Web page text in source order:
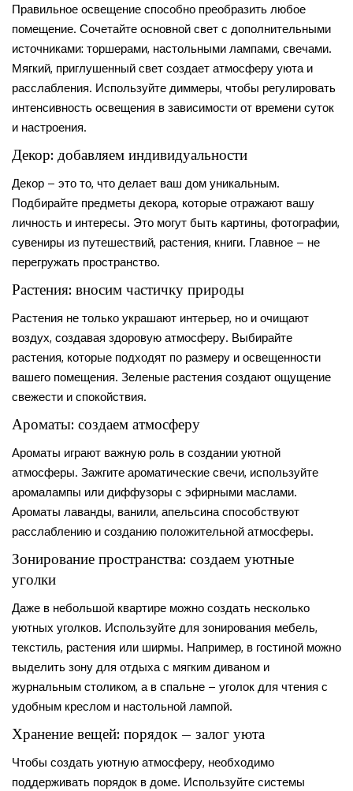
Правильное освещение способно преобразить любое
помещение. Сочетайте основной свет с дополнительными
источниками: торшерами, настольными лампами, свечами.
Мягкий, приглушенный свет создает атмосферу уюта и
расслабления. Используйте диммеры, чтобы регулировать
интенсивность освещения в зависимости от времени суток
и настроения.
Декор: добавляем индивидуальности
Декор – это то, что делает ваш дом уникальным.
Подбирайте предметы декора, которые отражают вашу
личность и интересы. Это могут быть картины, фотографии,
сувениры из путешествий, растения, книги. Главное – не
перегружать пространство.
Растения: вносим частичку природы
Растения не только украшают интерьер, но и очищают
воздух, создавая здоровую атмосферу. Выбирайте
растения, которые подходят по размеру и освещенности
вашего помещения. Зеленые растения создают ощущение
свежести и спокойствия.
Ароматы: создаем атмосферу
Ароматы играют важную роль в создании уютной
атмосферы. Зажгите ароматические свечи, используйте
аромалампы или диффузоры с эфирными маслами.
Ароматы лаванды, ванили, апельсина способствуют
расслаблению и созданию положительной атмосферы.
Зонирование пространства: создаем уютные
уголки
Даже в небольшой квартире можно создать несколько
уютных уголков. Используйте для зонирования мебель,
текстиль, растения или ширмы. Например, в гостиной можно
выделить зону для отдыха с мягким диваном и
журнальным столиком, а в спальне – уголок для чтения с
удобным креслом и настольной лампой.
Хранение вещей: порядок – залог уюта
Чтобы создать уютную атмосферу, необходимо
поддерживать порядок в доме. Используйте системы